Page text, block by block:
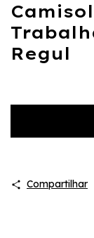
Regul
Compartilhar